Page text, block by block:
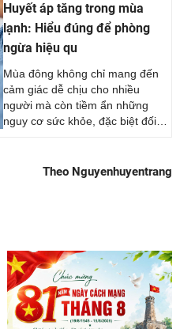
Huyết áp tăng trong mùa
lạnh: Hiểu đúng để phòng
ngừa hiệu qu
Mùa đông không chỉ mang đến
cảm giác dễ chịu cho nhiều
người mà còn tiềm ẩn những
nguy cơ sức khỏe, đặc biệt đối
huyết áp tăng cao, dẫn đến nguy
Theo Nguyenhuyentrang